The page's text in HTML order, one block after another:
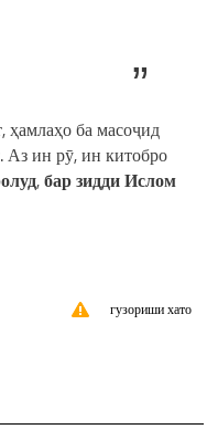
ҳамлаҳо ба масоҷид
Аз ин рӯ, ин китобро
,бар зидди Ислом
гузориши хато